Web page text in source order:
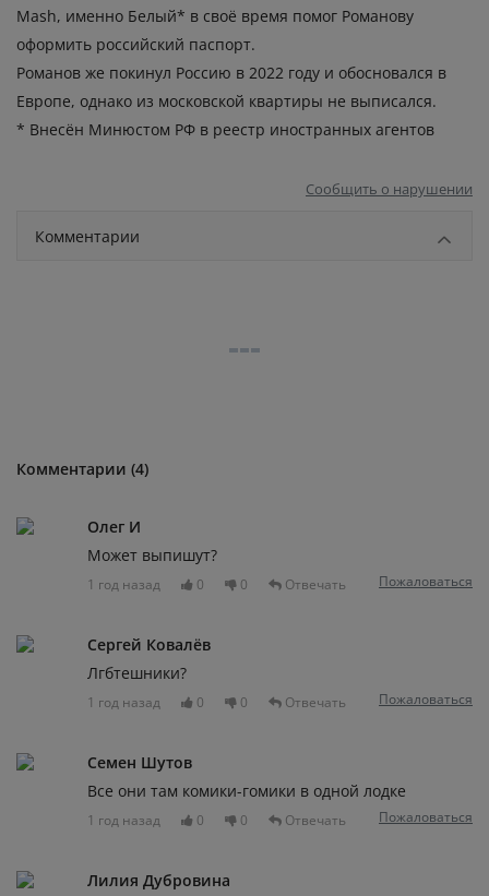
Mash, именно Белый* в своё время помог Романову
оформить российский паспорт.
Романов же покинул Россию в 2022 году и обосновался в
Европе, однако из московской квартиры не выписался.
* Внесён Минюстом РФ в реестр иностранных агентов
Сообщить о нарушении
Комментарии
Комментарии (4)
Олег И
Может выпишут?
1 год назад 0 0 Отвечать Пожаловаться
Сергей Ковалёв
Лгбтешники?
1 год назад 0 0 Отвечать Пожаловаться
Семен Шутов
Все они там комики-гомики в одной лодке
1 год назад 0 0 Отвечать Пожаловаться
Лилия Дубровина